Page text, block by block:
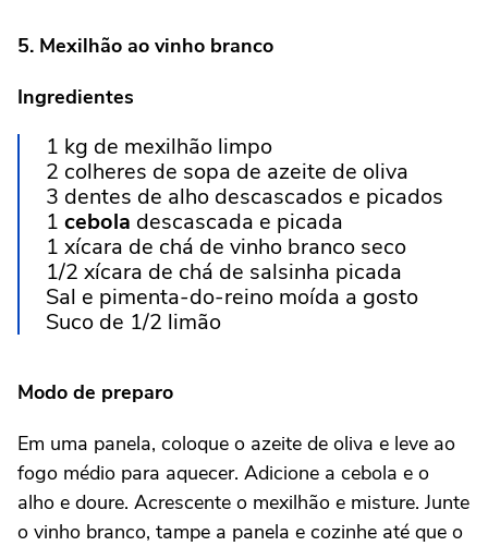
5. Mexilhão ao vinho branco
Ingredientes
1 kg de mexilhão limpo
2 colheres de sopa de azeite de oliva
3 dentes de alho descascados e picados
1 cebola descascada e picada
1 xícara de chá de vinho branco seco
1/2 xícara de chá de salsinha picada
Sal e pimenta-do-reino moída a gosto
Suco de 1/2 limão
Modo de preparo
Em uma panela, coloque o azeite de oliva e leve ao
fogo médio para aquecer. Adicione a cebola e o
alho e doure. Acrescente o mexilhão e misture. Junte
o vinho branco, tampe a panela e cozinhe até que o